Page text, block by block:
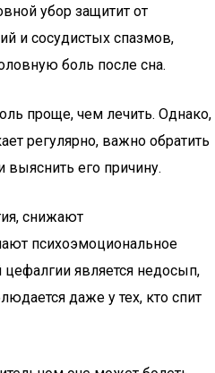
убор защитит от
и сосудистых спазмов,
боль после сна.
проще, чем лечить. Однако,
регулярно, важно обратить
выяснить его причину.
снижают
психоэмоциональное
цефалгии является недосып,
даже у тех, кто спит